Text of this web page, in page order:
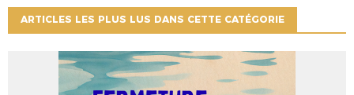
ARTICLES LES PLUS LUS DANS CETTE CATÉGORIE